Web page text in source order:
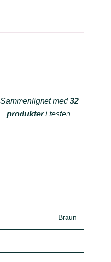
Sammenlignet med32
produkteri testen.
Braun